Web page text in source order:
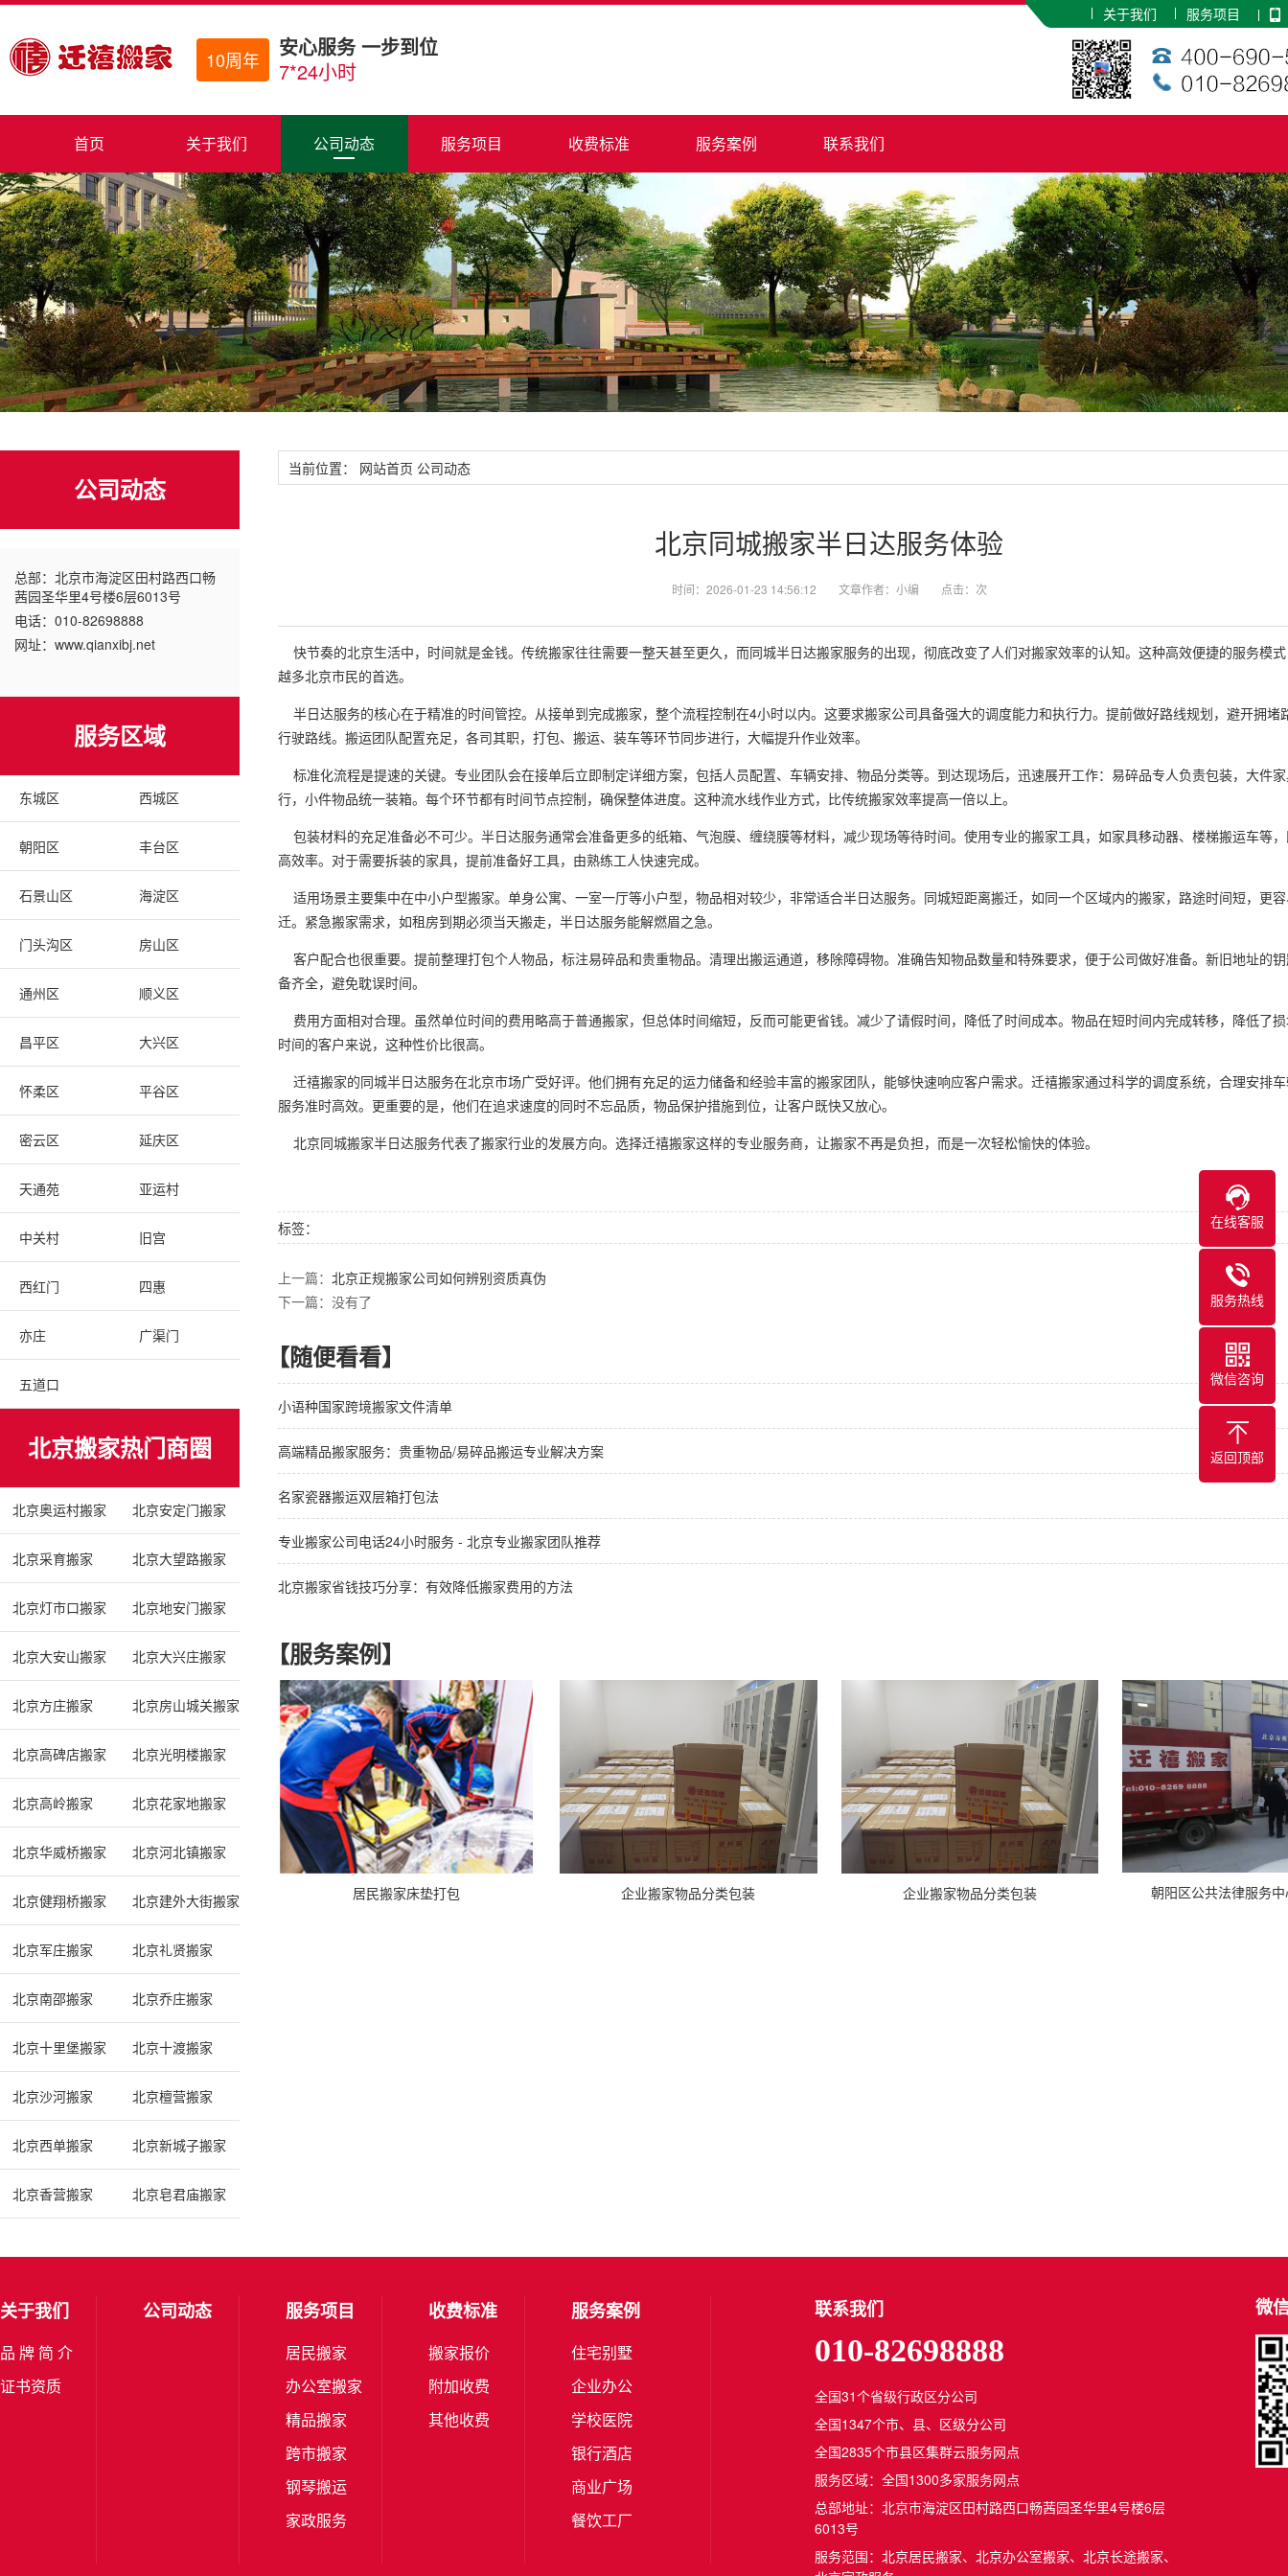
关于我们 服务项目
10周年
安心服务 一步到位
7*24小时
首页 关于我们 公司动态 服务项目 收费标准 服务案例 联系我们
公司动态
总部：北京市海淀区田村路西口畅
茜园圣华里4号楼6层6013号
电话：010-82698888
网址：www.qianxibj.net
服务区域
东城区 西城区
朝阳区 丰台区
石景山区 海淀区
门头沟区 房山区
通州区 顺义区
昌平区 大兴区
怀柔区 平谷区
密云区 延庆区
天通苑 亚运村
中关村 旧宫
西红门 四惠
亦庄 广渠门
五道口
北京搬家热门商圈
北京奥运村搬家 北京安定门搬家
北京采育搬家 北京大望路搬家
北京灯市口搬家 北京地安门搬家
北京大安山搬家 北京大兴庄搬家
北京方庄搬家 北京房山城关搬家
北京高碑店搬家 北京光明楼搬家
北京高岭搬家 北京花家地搬家
北京华威桥搬家 北京河北镇搬家
北京健翔桥搬家 北京建外大街搬家
北京军庄搬家 北京礼贤搬家
北京南邵搬家 北京乔庄搬家
北京十里堡搬家 北京十渡搬家
北京沙河搬家 北京檀营搬家
北京西单搬家 北京新城子搬家
北京香营搬家 北京皂君庙搬家
当前位置： 网站首页 公司动态
北京同城搬家半日达服务体验
时间：2026-01-23 14:56:12 文章作者：小编 点击： 次
快节奏的北京生活中，时间就是金钱。传统搬家往往需要一整天甚至更久，而同城半日达搬家服务的出现，彻底改变了人们对搬家效率的认知。这种高效便捷的服务模
越多北京市民的首选。
半日达服务的核心在于精准的时间管控。从接单到完成搬家，整个流程控制在4小时以内。这要求搬家公司具备强大的调度能力和执行力。提前做好路线规划，避开拥堵
行驶路线。搬运团队配置充足，各司其职，打包、搬运、装车等环节同步进行，大幅提升作业效率。
标准化流程是提速的关键。专业团队会在接单后立即制定详细方案，包括人员配置、车辆安排、物品分类等。到达现场后，迅速展开工作：易碎品专人负责包装，大件
行，小件物品统一装箱。每个环节都有时间节点控制，确保整体进度。这种流水线作业方式，比传统搬家效率提高一倍以上。
包装材料的充足准备必不可少。半日达服务通常会准备更多的纸箱、气泡膜、缠绕膜等材料，减少现场等待时间。使用专业的搬家工具，如家具移动器、楼梯搬运车等
高效率。对于需要拆装的家具，提前准备好工具，由熟练工人快速完成。
适用场景主要集中在中小户型搬家。单身公寓、一室一厅等小户型，物品相对较少，非常适合半日达服务。同城短距离搬迁，如同一个区域内的搬家，路途时间短，更
迁。紧急搬家需求，如租房到期必须当天搬走，半日达服务能解燃眉之急。
客户配合也很重要。提前整理打包个人物品，标注易碎品和贵重物品。清理出搬运通道，移除障碍物。准确告知物品数量和特殊要求，便于公司做好准备。新旧地址的
备齐全，避免耽误时间。
费用方面相对合理。虽然单位时间的费用略高于普通搬家，但总体时间缩短，反而可能更省钱。减少了请假时间，降低了时间成本。物品在短时间内完成转移，降低了
时间的客户来说，这种性价比很高。
迁禧搬家的同城半日达服务在北京市场广受好评。他们拥有充足的运力储备和经验丰富的搬家团队，能够快速响应客户需求。迁禧搬家通过科学的调度系统，合理安排
服务准时高效。更重要的是，他们在追求速度的同时不忘品质，物品保护措施到位，让客户既快又放心。
北京同城搬家半日达服务代表了搬家行业的发展方向。选择迁禧搬家这样的专业服务商，让搬家不再是负担，而是一次轻松愉快的体验。
标签：
上一篇： 北京正规搬家公司如何辨别资质真伪
下一篇：没有了
【随便看看】
小语种国家跨境搬家文件清单
高端精品搬家服务：贵重物品/易碎品搬运专业解决方案
名家瓷器搬运双层箱打包法
专业搬家公司电话24小时服务 - 北京专业搬家团队推荐
北京搬家省钱技巧分享：有效降低搬家费用的方法
【服务案例】
居民搬家床垫打包 企业搬家物品分类包装 企业搬家物品分类包装 朝阳区公共法律服务
关于我们
品 牌 简 介
证书资质
公司动态 服务项目
居民搬家
办公室搬家
精品搬家
跨市搬家
钢琴搬运
家政服务
收费标准
搬家报价
附加收费
其他收费
服务案例
住宅别墅
企业办公
学校医院
银行酒店
商业广场
餐饮工厂
联系我们
010-82698888
全国31个省级行政区分公司
全国1347个市、县、区级分公司
全国2835个市县区集群云服务网点
服务区域：全国1300多家服务网点
总部地址：北京市海淀区田村路西口畅茜园圣华里4号楼6层
6013号
服务范围：北京居民搬家、北京办公室搬家、北京长途搬家、
微
在线客服
服务热线
微信咨询
返回顶部